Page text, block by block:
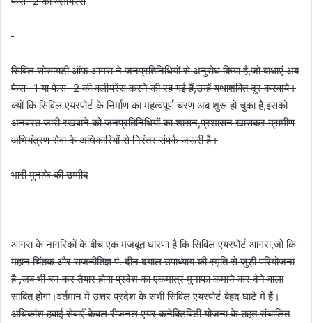
सिविल सोसायटी ऑफ़ आगरा ने जनप्रतिनिधियों से अनुरोध किया है,जो बाधाएं अब
फेस -1 या फेस -2 की क्लीयरेंस करने की रह गई हैं,उन्हें यथाशक्ति दूर करवाये।
क्यों कि सिविल एयरपोर्ट के निर्माण का महत्वपूर्ण चरण अब शुरू हो चुका है,इसको
अनवरत जारी रखवाने को जनप्रतिनिधियों का शासन,प्रशासन खासकर ग्रामीण
अभियंत्रण सेवा के अधिकारियों से निरंतर संपर्क जरूरी है।
भारी मुनाफे की उम्मीद
आगरा के नागरिकों के बीच एक मजबूत धारणा है कि सिविल एयरपोर्ट आगरा,जो कि
महान चिंतक और राजनीतिज्ञ पं. दीन दयाल उपाध्याय की स्मृति से जुड़ी परियोजना
है ,जब भी बन कर तैयार होगा प्रदेश का एकमात्र मुनाफा कमाने कर देने वाला
साबित होगा।वर्तमान में उत्तर प्रदेश के सभी सिविल एयरपोर्ट बेहद घाटे में हैं।
अधिकांश हवाई सेवाएँ केवल रीजनल एयर कनेक्टिविटी योजना के तहत संचालित